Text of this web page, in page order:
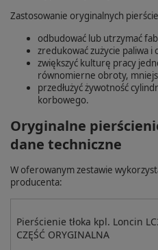
Zastosowanie oryginalnych
odbudować lub utrzymać
zredukować zużycie paliwa i
zwiększyć kulturę pracy
równomierne obroty,
przedłużyć żywotność
korbowego.
Oryginalne
dane techniczne
W oferowanym zestawie
producenta:
Pierścienie tłoka kpl. Loncin
CZĘŚĆ ORYGINALNA